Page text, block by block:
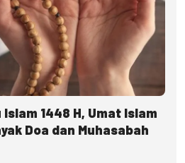
1448 H, Umat Islam
Doa dan Muhasabah